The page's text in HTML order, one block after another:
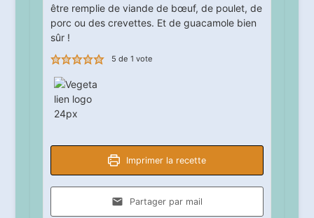
être remplie de viande de bœuf, de poulet, de
porc ou des crevettes. Et de guacamole bien
sûr !
5 de 1 vote
Imprimer la recette
Partager par mail